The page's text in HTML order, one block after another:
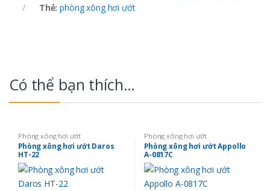
Thẻ:phòng xông hơi ướt
Có thể bạn thích…
Phòng xông hơi ướt
Phòng xông hơi ướt Daros
HT-22
Phòng xông hơi ướt
Phòng xông hơi ướt Appollo
A-0817C